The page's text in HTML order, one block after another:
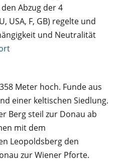
Abzug der 4
USA, F, GB) regelte und
und Neutralität
Meter hoch. Funde aus
einer keltischen Siedlung.
Berg steil zur Donau ab
mit dem
Leopoldsberg den
zur Wiener Pforte.